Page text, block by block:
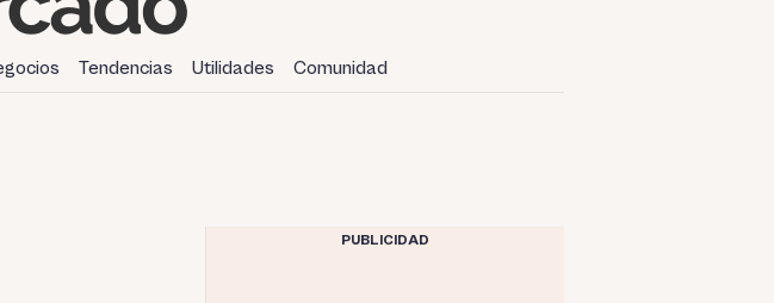
Tendencias Utilidades Comunidad
PUBLICIDAD